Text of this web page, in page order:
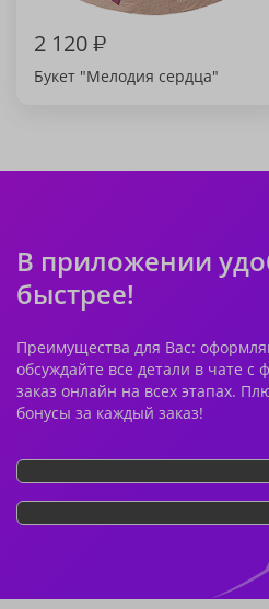
2 120₽
Букет "Мелодия сердца"
В приложении
быстрее!
Преимущества для Вас:
обсуждайте все детали в чате с
заказ онлайн на всех этапах.
бонусы за каждый заказ!